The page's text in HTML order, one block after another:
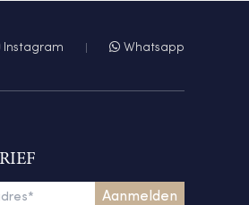
Instagram Whatsapp